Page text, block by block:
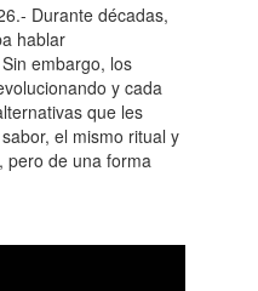
Durante décadas,
hablar
embargo, los
y cada
que les
el mismo ritual y
pero de una forma